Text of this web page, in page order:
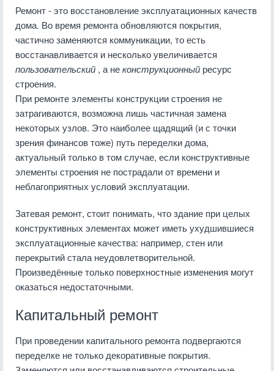
Ремонт - это восстановление эксплуатационных качеств
дома. Во время ремонта обновляются покрытия,
частично заменяются коммуникации, то есть
восстанавливается и несколько увеличивается
пользовательский , а неконструкционный ресурс
строения.
При ремонте элементы конструкции строения не
затрагиваются, возможна лишь частичная замена
некоторых узлов. Это наиболее щадящий (и с точки
зрения финансов тоже) путь переделки дома,
актуальный только в том случае, если конструктивные
элементы строения не пострадали от времени и
неблагоприятных условий эксплуатации.
Затевая ремонт, стоит понимать, что здание при целых
конструктивных элементах может иметь ухудшившиеся
эксплуатационные качества: например, стен или
перекрытий стала неудовлетворительной.
Произведённые только поверхностные изменения могут
оказаться недостаточными.
Капитальный ремонт
При проведении капитального ремонта подвергаются
переделке не только декоративные покрытия.